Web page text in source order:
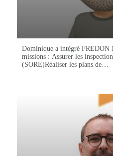
Dominique a intégré FREDON
missions : Assurer les
(SORE)Réaliser les plans de…